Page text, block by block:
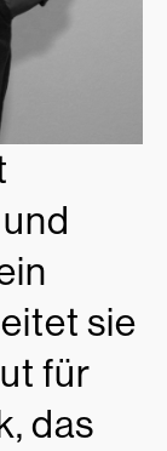
sie
für
das